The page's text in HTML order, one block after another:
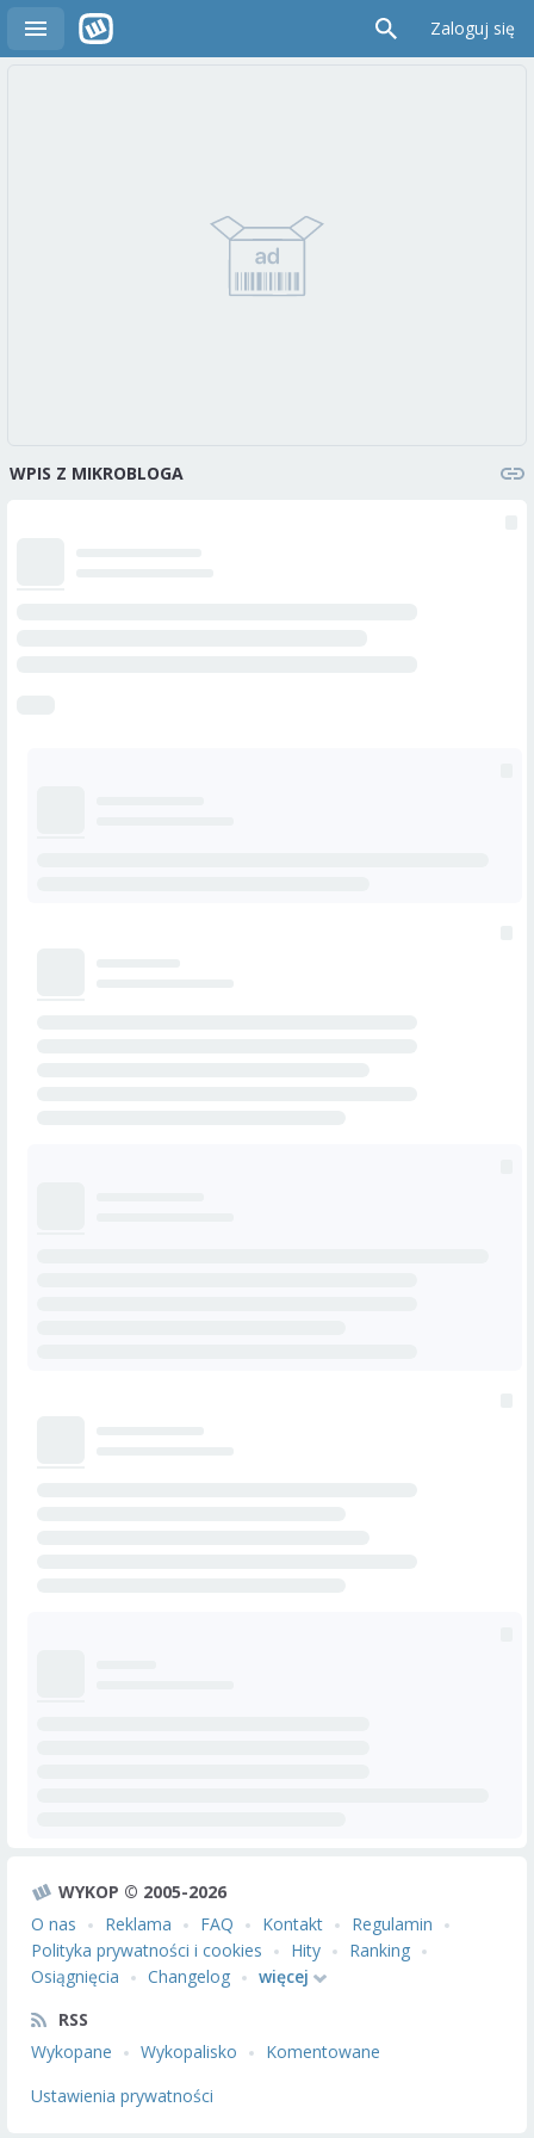
Zaloguj się
WPIS Z MIKROBLOGA
WYKOP © 2005-2026
O nas
Reklama FAQ Kontakt
Regulamin
Polityka prywatności i cookies
Hity
Ranking
Osiągnięcia
Changelog
więcej
RSS
Wykopane
Wykopalisko
Komentowane
Ustawienia prywatności